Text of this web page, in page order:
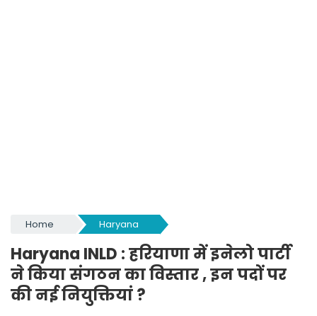
Home Haryana
Haryana INLD : हरियाणा में इनेलो पार्टी
ने कियासंगठन का विस्तार , इन पदों पर
की नई नियुक्तियां ?